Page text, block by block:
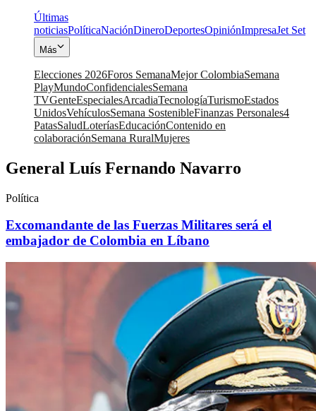
Últimas
noticiasPolíticaNaciónDineroDeportesOpiniónImpresaJet Set
Más
Elecciones 2026Foros SemanaMejor ColombiaSemana
PlayMundoConfidencialesSemana
TVGenteEspecialesArcadiaTecnologíaTurismoEstados
UnidosVehículosSemana SostenibleFinanzas Personales4
PatasSaludLoteríasEducaciónContenido en
colaboraciónSemana RuralMujeres
General Luís Fernando Navarro
Política
Excomandante de las Fuerzas Militares será el
embajador de Colombia en Líbano